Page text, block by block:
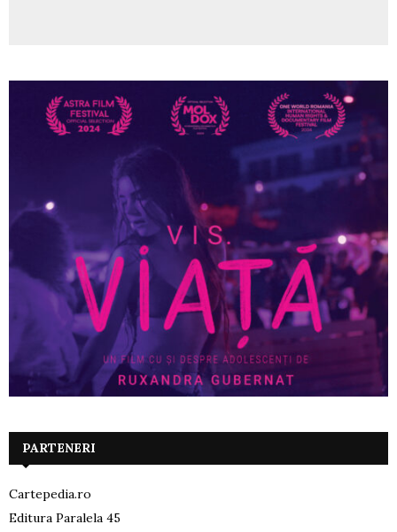
PARTENERI
Cartepedia.ro
Editura Paralela 45